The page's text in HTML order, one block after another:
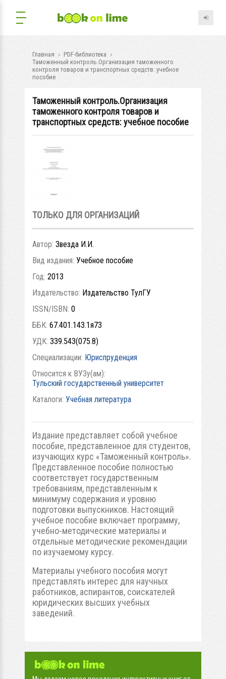
Главная
PDF-библиотека
Таможенный контроль.Организация таможенного
контроля товаров и транспортных средств: учебное
пособие
Таможенный контроль.Организация
таможенного контроля товаров и
транспортных средств: учебное пособие
ТОЛЬКО ДЛЯ ОРГАНИЗАЦИЙ
Автор: Звезда И.И.
Вид издания: Учебное пособие
Год: 2013
Издательство: Издательство ТулГУ
ISSN/ISBN: 0
ББК: 67.401.143.1я73
УДК: 339.543(075.8)
Специализации: Юриспруденция
Относится к ВУЗу(ам):
Тульский государственный университет
Каталоги: Учебная литература
Издание представляет собой учебное
пособие, представленное для студентов,
изучающих курс «Таможенный контроль».
Представленное пособие полностью
соответствует государственным
требованиям, представленным к
минимуму содержания и уровню
подготовки выпускников. Настоящий
учебное пособие включает программу,
учебно-методические материалы и
отдельные методические рекомендации
по изучаемому курсу.
Материалы учебного пособия могут
представлять интерес для научных
работников, аспирантов, соискателей
юридических высших учебных
заведений.